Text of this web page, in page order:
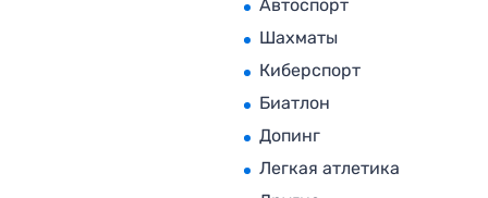
Автоспорт
Шахматы
Киберспорт
Биатлон
Допинг
Легкая атлетика